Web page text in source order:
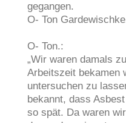
gegangen.
O- Ton
O- Ton.:
„Wir waren damals
Arbeitszeit bekamen
untersuchen zu
bekannt, dass
so spät. Da waren